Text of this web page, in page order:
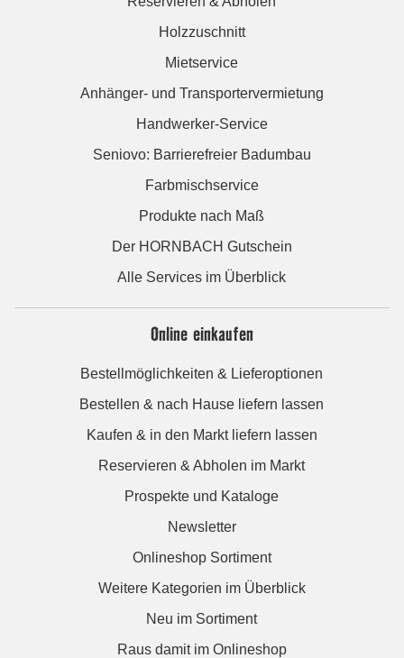
Holzzuschnitt
Mietservice
Anhänger- und Transportervermietung
Handwerker-Service
Seniovo: Barrierefreier Badumbau
Farbmischservice
Produkte nach Maß
Der HORNBACH Gutschein
Alle Services im Überblick
Online einkaufen
Bestellmöglichkeiten & Lieferoptionen
Bestellen & nach Hause liefern lassen
Kaufen & in den Markt liefern lassen
Reservieren & Abholen im Markt
Prospekte und Kataloge
Newsletter
Onlineshop Sortiment
Weitere Kategorien im Überblick
Neu im Sortiment
Raus damit im Onlineshop